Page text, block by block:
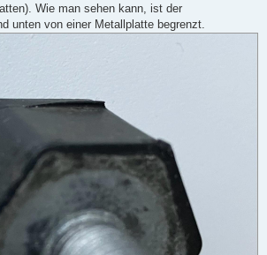
Wie man sehen kann, ist der
unten von einer Metallplatte begrenzt.